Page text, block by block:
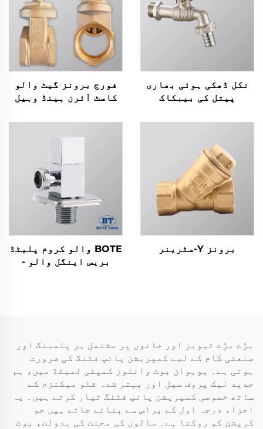
نکل ڈھکی ہوئی بھاری
پیتل کی بیبکاک
فورج برونز گیٹ والو
کاسٹ آئرن ہینڈ وہیل
برونز Y-سٹرینر
BOTE والو کروم پلیٹڈ
بریس اینگل والو -
بڑے بڑے ٹیوبز اور خانوں پر مشتمل ہر پلمبنگ اور
صنعتی کام کے لیے کمپریشن پائپ فٹنگ کی ضرورت
ہوتی ہے۔ یوہوان بوٹ وائلوز کمپنی لمیٹڈ میں، ہم
جدید لیک پروف سیل اور بہتر شدہ فلو میکنزم کے
ساتھ خصوصی کمپریشن پائپ فٹنگ تیار کرتے ہیں۔ یہ
اجزاء درجہ اول کے براس سے بنائے جاتے ہیں جو
کرپشن کو روکتا ہے۔ سالوں کی محنت کی بدولت، بوٹ